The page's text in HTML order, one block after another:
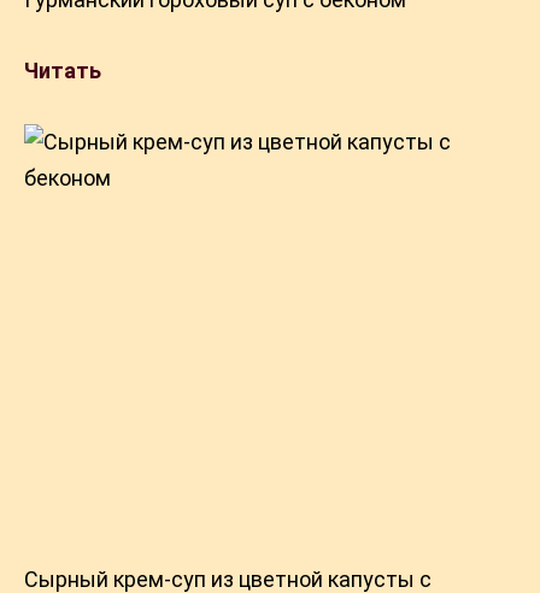
Читать
Сырный крем-суп из цветной капусты с